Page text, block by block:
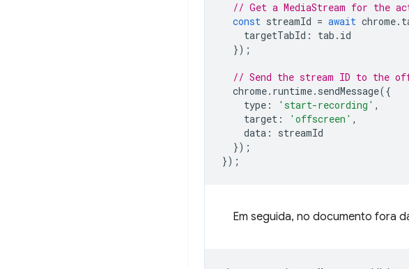
// Get a MediaStream for the
const streamId = await chrome.
targetTabId : tab . id
});
// Send the stream ID to the
chrome. runtime. sendMessage({
type : 'start-recording' ,
target : 'offscreen' ,
data :
streamId
});
});
Em seguida, no documento fora